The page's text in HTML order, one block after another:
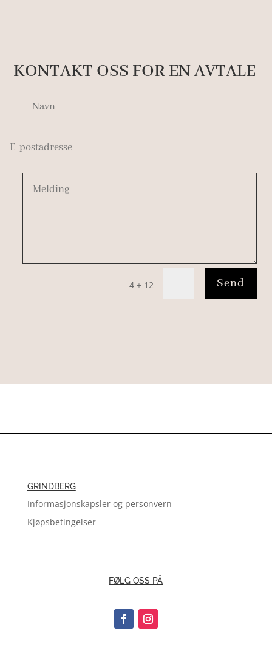
KONTAKT OSS FOR EN AVTALE
4 + 12 = Send
GRINDBERG
Informasjonskapsler og personvern
Kjøpsbetingelser
FØLG OSS PÅ